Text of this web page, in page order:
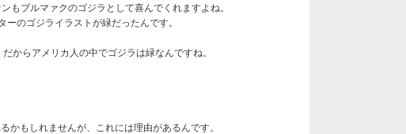
もブルマァクのゴジラとして喜んでくれますよね。
のゴジライラストが緑だったんです。
からアメリカ人の中でゴジラは緑なんですね。
かもしれませんが、これには理由があるんです。